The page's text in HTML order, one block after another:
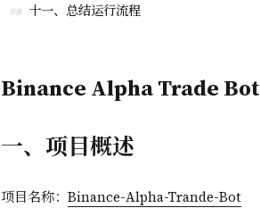
Binance Alpha Trade
一、项目概述
项目名称： Binance-Alpha-Trande-Bot
## 十一、总结运行流程